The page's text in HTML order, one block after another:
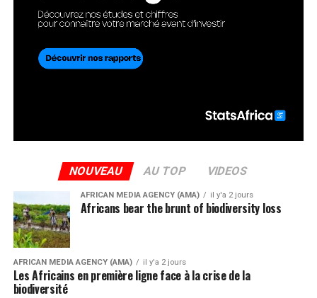
NOUVEAU AU TOP VIDEOS
AFRICAN MEDIA AGENCY (AMA) il y'a 2 jours
Africans bear the brunt of biodiversity loss
AFRICAN MEDIA AGENCY (AMA) il y'a 2 jours
Les Africains en première ligne face à la crise de la
biodiversité